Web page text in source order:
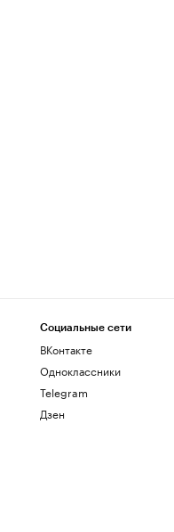
Социальные сети
ВКонтакте
Одноклассники
Telegram
Дзен